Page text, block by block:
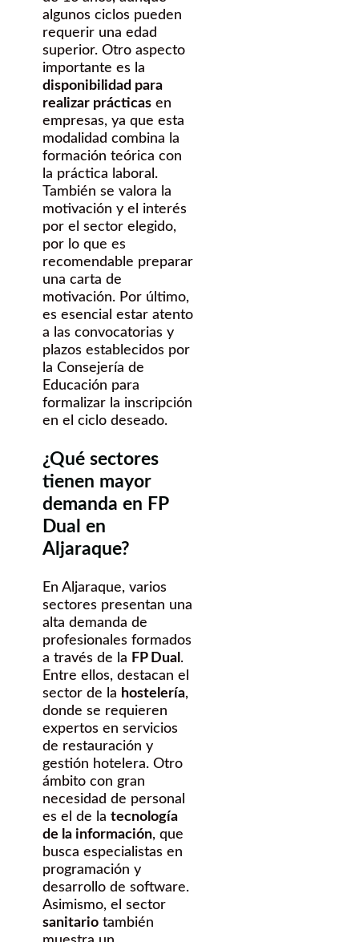
algunos ciclos pueden
requerir una edad
superior. Otro aspecto
importante es la
disponibilidad para
realizar prácticas en
empresas, ya que esta
modalidad combina la
formación teórica con
la práctica laboral.
También se valora la
motivación y el interés
por el sector elegido,
por lo que es
recomendable preparar
una carta de
motivación. Por último,
es esencial estar atento
a las convocatorias y
plazos establecidos por
la Consejería de
Educación para
formalizar la inscripción
en el ciclo deseado.
¿Qué sectores
tienen mayor
demanda en FP
Dual en
Aljaraque?
En Aljaraque, varios
sectores presentan una
alta demanda de
profesionales formados
a través de la FP Dual .
Entre ellos, destacan el
sector de la hostelería,
donde se requieren
expertos en servicios
de restauración y
gestión hotelera. Otro
ámbito con gran
necesidad de personal
es el de la tecnología
de la información, que
busca especialistas en
programación y
desarrollo de software.
Asimismo, el sector
sanitario también